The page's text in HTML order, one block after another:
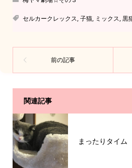
セルカークレックス,子猫, ミックス,黒
関連記事
まったりタイム